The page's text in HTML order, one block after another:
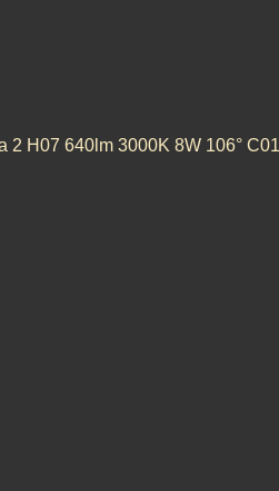
H07 640lm 3000K 8W 106°